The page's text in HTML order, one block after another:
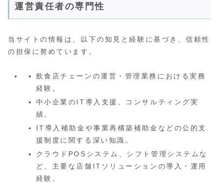
運営責任者の専門性
当サイトの情報は、以下の知見と経験に基づき、信頼性
の担保に努めています。
飲食店チェーンの運営・管理業務における実務
経験。
中小企業のIT導入支援、コンサルティング実
績。
IT導入補助金や事業再構築補助金などの公的支
援制度に関する深い知識。
クラウドPOSシステム、シフト管理システムな
ど、主要な店舗ITソリューションの導入・運用
経験。